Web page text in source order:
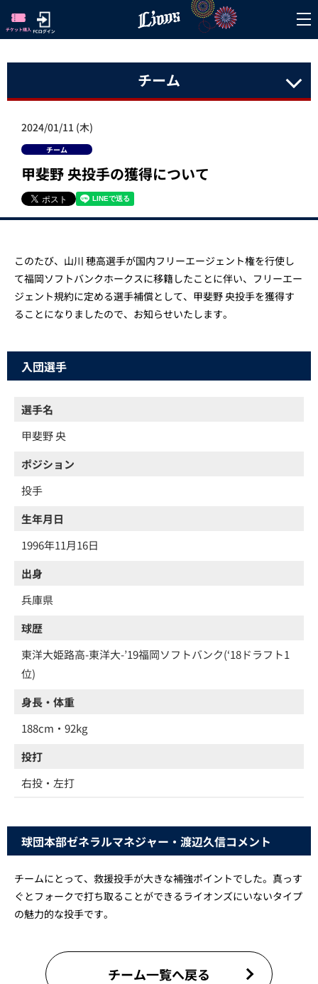
チーム
2024/01/11 (木)
チーム
甲斐野 央投手の獲得について
このたび、山川 穂高選手が国内フリーエージェント権を行使し
て福岡ソフトバンクホークスに移籍したことに伴い、フリーエー
ジェント規約に定める選手補償として、甲斐野 央投手を獲得す
ることになりましたので、お知らせいたします。
入団選手
選手名
甲斐野 央
ポジション
投手
生年月日
1996年11月16日
出身
兵庫県
球歴
東洋大姫路高-東洋大-’19福岡ソフトバンク(‘18ドラフト1
位)
身長・体重
188cm・92kg
投打
右投・左打
球団本部ゼネラルマネジャー・渡辺久信コメント
チームにとって、救援投手が大きな補強ポイントでした。真っす
ぐとフォークで打ち取ることができるライオンズにいないタイプ
の魅力的な投手です。
チーム一覧へ戻る